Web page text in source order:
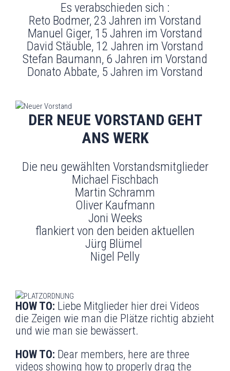
Es verabschieden sich :
Reto Bodmer, 23 Jahren im Vorstand
Manuel Giger, 15 Jahren im Vorstand
David Stäuble, 12 Jahren im Vorstand
Stefan Baumann, 6 Jahren im Vorstand
Donato Abbate, 5 Jahren im Vorstand
DER NEUE VORSTAND GEHT
ANS WERK
Die neu gewählten Vorstandsmitglieder
Michael Fischbach
Martin Schramm
Oliver Kaufmann
Joni Weeks
flankiert von den beiden aktuellen
Jürg Blümel
Nigel Pelly
HOW TO: Liebe Mitglieder hier drei Videos
die Zeigen wie man die Plätze richtig abzieht
und wie man sie bewässert.
HOW TO: Dear members, here are three
videos showing how to properly drag the